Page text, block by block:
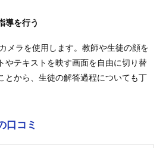
導を行う
メラを使用します。教師や生徒の顔を
やテキストを映す画面を自由に切り替
とから、生徒の解答過程についても丁
口コミ